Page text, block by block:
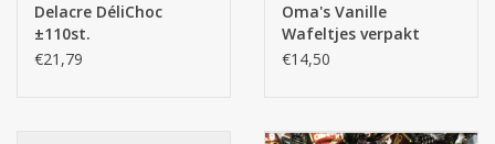
Delacre DéliChoc
±110st.
€21,79
Oma's Vanille
Wafeltjes verpakt
100st (top recept)
€14,50